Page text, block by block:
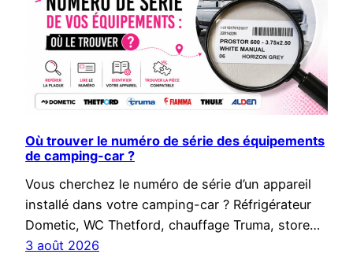
Où trouver le numéro de série des équipements
de camping-car ?
Vous cherchez le numéro de série d’un appareil
installé dans votre camping-car ? Réfrigérateur
Dometic, WC Thetford, chauffage Truma, store…
3 août 2026